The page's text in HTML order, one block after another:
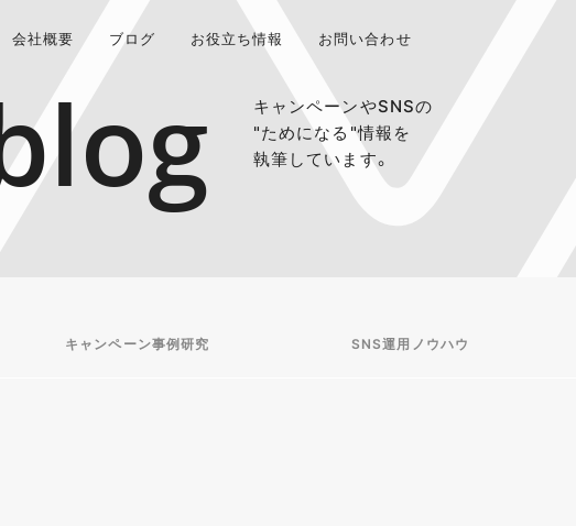
会社概要 ブログ お役立ち情報 お問い合わせ
キャンペーンやSNSの
"ためになる"情報を
執筆しています。
キャンペーン事例研究 SNS運用ノウハウ